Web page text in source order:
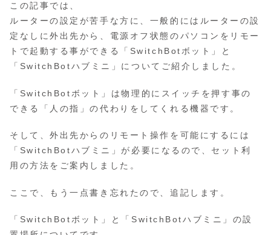
この記事では、
ルーターの設定が苦手な方に、一般的にはルーターの設
定なしに外出先から、電源オフ状態のパソコンをリモー
トで起動する事ができる「SwitchBotボット」と
「SwitchBotハブミニ」についてご紹介しました。
「SwitchBotボット」は物理的にスイッチを押す事の
できる「人の指」の代わりをしてくれる機器です。
そして、外出先からのリモート操作を可能にするには
「SwitchBotハブミニ」が必要になるので、セット利
用の方法をご案内しました。
ここで、もう一点書き忘れたので、追記します。
「SwitchBotボット」と「SwitchBotハブミニ」の設